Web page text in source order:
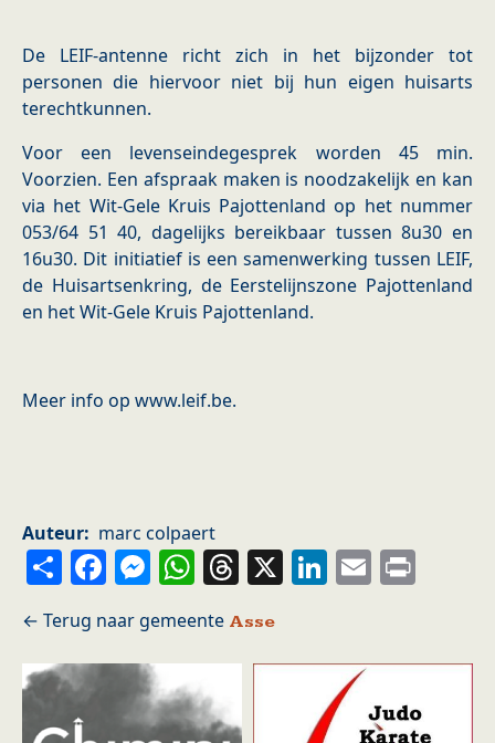
De LEIF-antenne richt zich in het bijzonder tot
personen die hiervoor niet bij hun eigen huisarts
terechtkunnen.
Voor een levenseindegesprek worden 45 min.
Voorzien. Een afspraak maken is noodzakelijk en kan
via het Wit-Gele Kruis Pajottenland op het nummer
053/64 51 40, dagelijks bereikbaar tussen 8u30 en
16u30. Dit initiatief is een samenwerking tussen LEIF,
de Huisartsenkring, de Eerstelijnszone Pajottenland
en het Wit-Gele Kruis Pajottenland.
Meer info op www.leif.be.
Auteur marc colpaert
ShareFacebook
Messenger
WhatsApp
Threads
X LinkedIn
Email
Asse